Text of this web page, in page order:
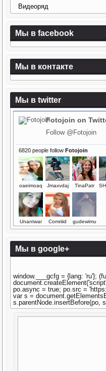
Видеоряд
Мы в facebook
Мы в контакте
Мы в twitter
Fotojoin on
Follow @Fotojoin
6820 people followFotojoin
oaeimoaq Jmaxvdaj TinaPatr
Unantwar Comriiid gudewimu
Мы в google+
window.___gcfg = {lang: 'ru'};
po.async = true; po.src =
var s =
s.parentNode.insertBefore(po,